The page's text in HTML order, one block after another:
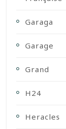
Garaga
Garage
Grand
H24
Heracles